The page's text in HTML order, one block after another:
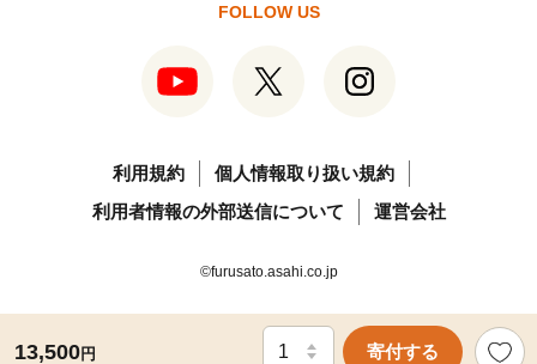
13,500円 寄付する
FOLLOW US
利用規約
個人情報取り扱い規約
利用者情報の外部送信について
運営会社
©furusato.asahi.co.jp